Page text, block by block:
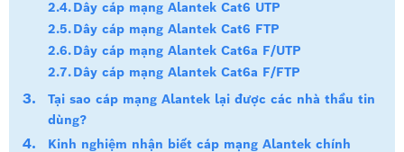
Dây cáp mạng Alantek Cat6 UTP
Dây cáp mạng Alantek Cat6 FTP
Dây cáp mạng Alantek Cat6a F/UTP
Dây cáp mạng Alantek Cat6a F/FTP
Tại sao cáp mạng Alantek lại được các nhà thầu tin
dùng?
Kinh nghiệm nhận biết cáp mạng Alantek chính